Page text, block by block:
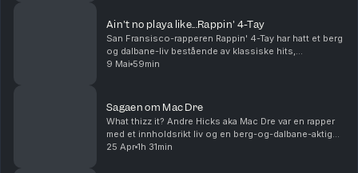
Ain't no playa like...Rappin' 4-Tay
San Fransisco-rapperen Rappin' 4-Tay har hatt et berg
og dalbane-liv bestående av klassiske hits,
fengselstraffer, rusavhengighet, beef med Drake og
9 Mai 59min
Sagaen om Mac Dre
What thizz it? Andre Hicks aka Mac Dre var en rapper
med et innholdsrikt liv og en berg-og-dalbane-aktig
karriere. Han var en fremadstormende artist med
25 Apr 1h 31min